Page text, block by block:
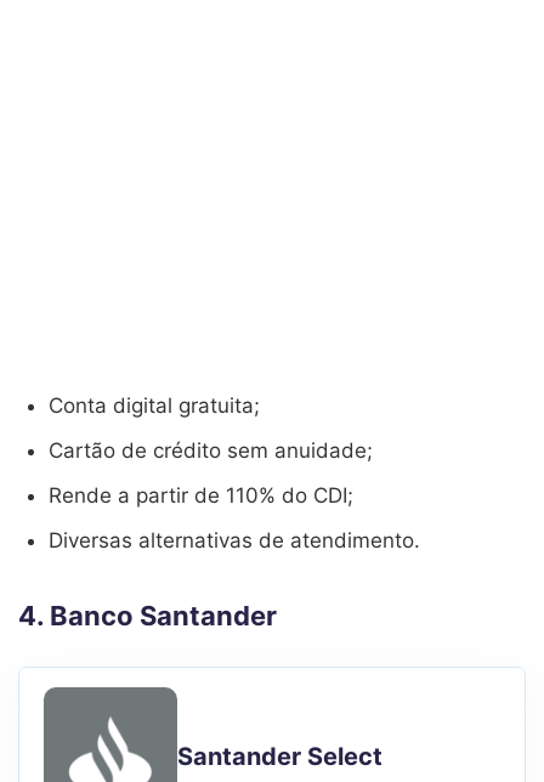
Conta digital gratuita;
Cartão de crédito sem anuidade;
Rende a partir de 110% do CDI;
Diversas alternativas de atendimento.
4. Banco Santander
Santander Select